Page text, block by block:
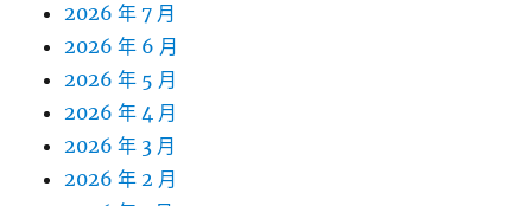
2026 年 7 月
2026 年 6 月
2026 年 5 月
2026 年 4 月
2026 年 3 月
2026 年 2 月